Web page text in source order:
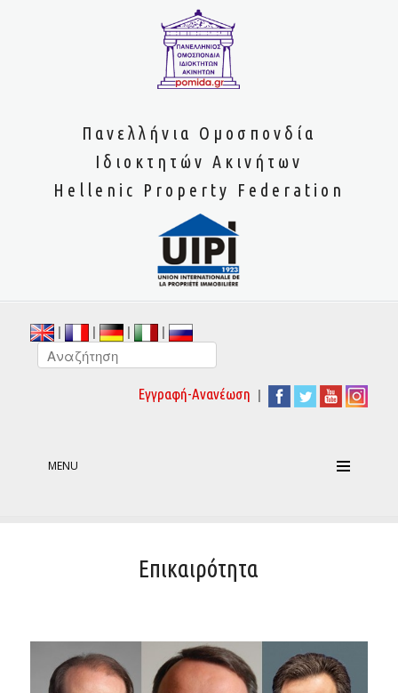
Πανελλήνια Ομοσπονδία
Ιδιοκτητών Ακινήτων
Hellenic Property Federation
| | | |
Εγγραφή-Ανανέωση |
MENU
Επικαιρότητα